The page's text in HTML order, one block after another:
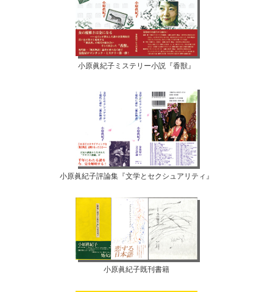
小原眞紀子ミステリー小説『香獣』
小原眞紀子評論集『文学とセクシュアリティ』
小原眞紀子既刊書籍